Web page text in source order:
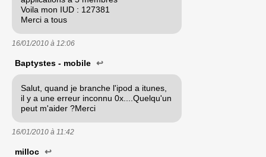
Voila mon IUD : 127381
Merci a tous
16/01/2010 à 12:06
Baptystes - mobile ↩
Salut, quand je branche l'ipod a itunes,
il y a une erreur inconnu 0x....Quelqu'un
peut m'aider ?Merci
16/01/2010 à 11:42
milloc ↩